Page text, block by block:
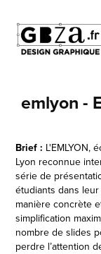
emlyon -
Brief : L'EMLYON,
Lyon reconnue
série de
étudiants dans
manière concrète
simplification
nombre de slides
perdre l’attention